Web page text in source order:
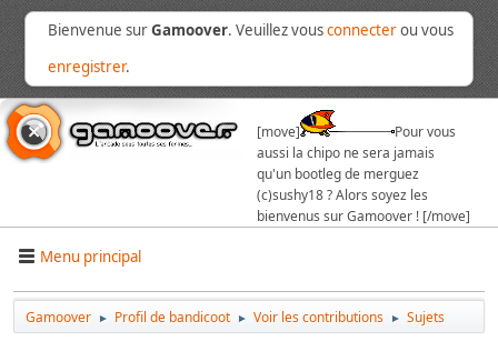
Bienvenue surGamoover. Veuillez vousconnecterou vous
enregistrer.
[move]
Pour vous
aussi la chipo ne sera jamais
qu'un bootleg de merguez
(c)sushy18 ? Alors soyez les
bienvenus sur Gamoover ! [/move]
Menu principal
Gamoover ► Profil de bandicoot ► Voir les contributions ► Sujets